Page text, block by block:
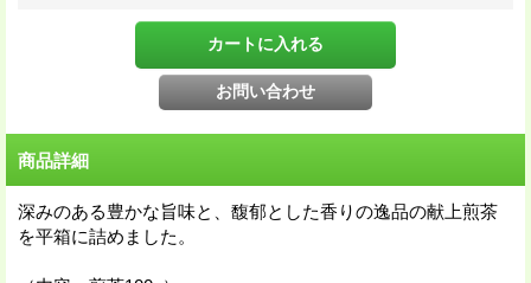
商品詳細
深みのある豊かな旨味と、馥郁とした香りの逸品の献上煎茶
を平箱に詰めました。